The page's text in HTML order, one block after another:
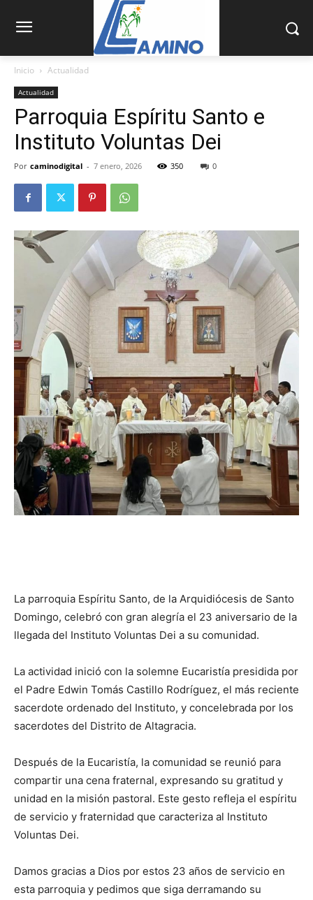
Inicio Actualidad
Actualidad
Parroquia Espíritu Santo e
Instituto Voluntas Dei
Por caminodigital - 7 enero, 2026 350 0
La parroquia Espíritu Santo, de la Arquidiócesis de Santo
Domingo, celebró con gran alegría el 23 aniversario de la
llegada del Instituto Voluntas Dei a su comunidad.
La actividad inició con la solemne Eucaristía presidida por
el Padre Edwin Tomás Castillo Rodríguez, el más reciente
sacerdote ordenado del Instituto, y concelebrada por los
sacerdotes del Distrito de Altagracia.
Después de la Eucaristía, la comunidad se reunió para
compartir una cena fraternal, expresando su gratitud y
unidad en la misión pastoral. Este gesto refleja el espíritu
de servicio y fraternidad que caracteriza al Instituto
Voluntas Dei.
Damos gracias a Dios por estos 23 años de servicio en
esta parroquia y pedimos que siga derramando su